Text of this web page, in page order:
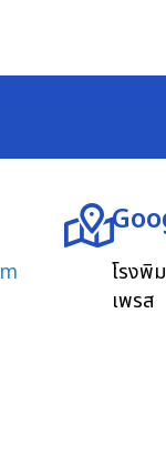
โรงพิ
เพรส